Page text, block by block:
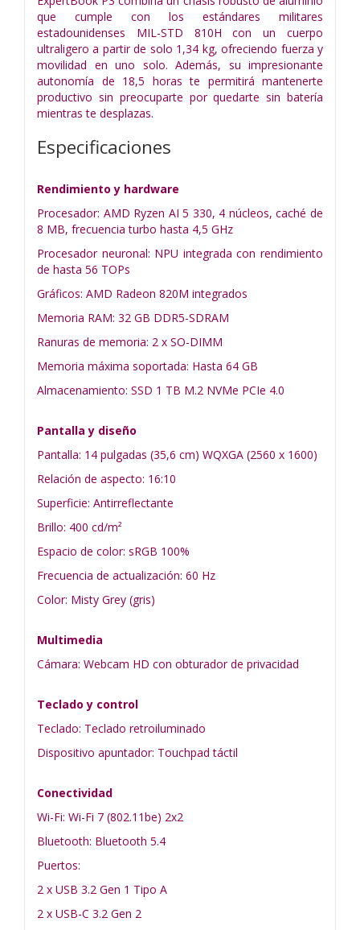
que cumple con los estándares militares
estadounidenses MIL-STD 810H con un cuerpo
ultraligero a partir de solo 1,34 kg, ofreciendo fuerza y
movilidad en uno solo. Además, su impresionante
autonomía de 18,5 horas te permitirá mantenerte
productivo sin preocuparte por quedarte sin batería
mientras te desplazas.
Especificaciones
Rendimiento y hardware
Procesador: AMD Ryzen AI 5 330, 4 núcleos, caché de
8 MB, frecuencia turbo hasta 4,5 GHz
Procesador neuronal: NPU integrada con rendimiento
de hasta 56 TOPs
Gráficos: AMD Radeon 820M integrados
Memoria RAM: 32 GB DDR5-SDRAM
Ranuras de memoria: 2 x SO-DIMM
Memoria máxima soportada: Hasta 64 GB
Almacenamiento: SSD 1 TB M.2 NVMe PCIe 4.0
Pantalla y diseño
Pantalla: 14 pulgadas (35,6 cm) WQXGA (2560 x 1600)
Relación de aspecto: 16:10
Superficie: Antirreflectante
Brillo: 400 cd/m²
Espacio de color: sRGB 100%
Frecuencia de actualización: 60 Hz
Color: Misty Grey (gris)
Multimedia
Cámara: Webcam HD con obturador de privacidad
Teclado y control
Teclado: Teclado retroiluminado
Dispositivo apuntador: Touchpad táctil
Conectividad
Wi-Fi: Wi-Fi 7 (802.11be) 2x2
Bluetooth: Bluetooth 5.4
Puertos:
2 x USB 3.2 Gen 1 Tipo A
2 x USB-C 3.2 Gen 2